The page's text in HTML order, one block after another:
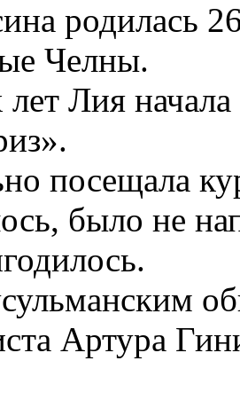
родилась 26
Челны.
Лия
посещала
было не
Артура